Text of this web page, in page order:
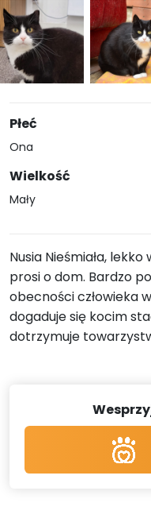
Płeć
Ona
Wielkość
Mały
Nusia Nieśmiała,
prosi o dom. Bardzo
obecności człowieka
dogaduje się kocim
dotrzymuje